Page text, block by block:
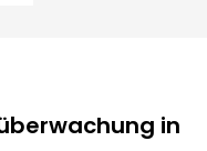
in